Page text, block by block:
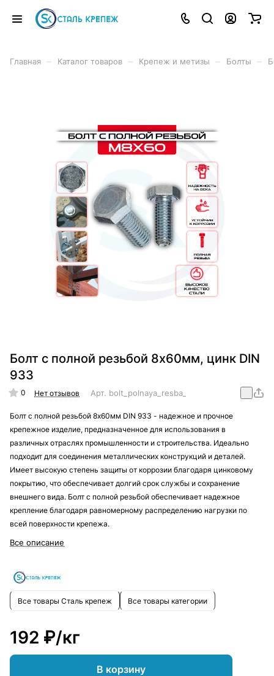
Главная Каталог товаров Крепеж и метизы Болты
Болт с полной резьбой 8х60мм, цинк DIN
933
0 Нет отзывов Арт. bolt_polnaya_resba_din_933_8x60
Болт с полной резьбой 8х60мм DIN 933 - надежное и прочное
крепежное изделие, предназначенное для использования в
различных отраслях промышленности и строительства. Идеально
подходит для соединения металлических конструкций и деталей.
Имеет высокую степень защиты от коррозии благодаря цинковому
покрытию, что обеспечивает долгий срок службы и сохранение
внешнего вида. Болт с полной резьбой обеспечивает надежное
крепление благодаря равномерному распределению нагрузки по
всей поверхности крепежа.
Все описание
Все товары Сталь крепеж Все товары категории
192 ₽/кг
В корзину